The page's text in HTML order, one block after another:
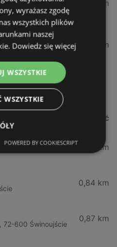
Świnoujście
1,04 km
Lu, 72-600
1,05 km
w pobliżu
ODLEGŁOŚĆ
0,23 km
0,84 km
72-600 Świnoujście
0,87 km
wyrażasz zgodę
wszystkich plików
naszej
Dowiedz się więcej
WSZYSTKIE
WSZYSTKIE
POWERED BY COOKIESCRIPT